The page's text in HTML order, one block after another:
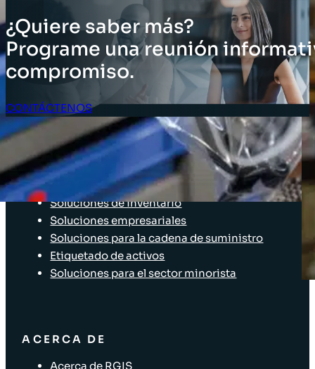
¿Quiere saber más?
Programe una reunión
compromiso.
CONTÁCTENOS
Acceso Clientes
SOLUCIONES
Soluciones de inventario
Soluciones empresariales
Soluciones para la cadena de suministro
Etiquetado de activos
Soluciones para el sector minorista
ACERCA DE
Acerca de RGIS